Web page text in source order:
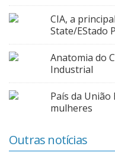
CIA, a
State/EStado
Anatomia do
Industrial
País da
mulheres
Outras notícias